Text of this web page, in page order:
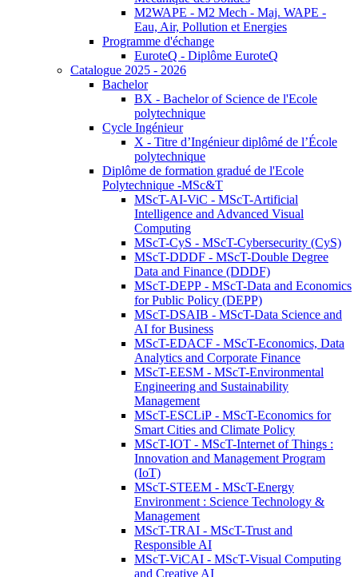
M2WAPE - M2 Mech - Maj. WAPE -
Eau, Air, Pollution et Energies
Programme d'échange
EuroteQ - Diplôme EuroteQ
Catalogue 2025 - 2026
Bachelor
BX - Bachelor of Science de l'Ecole
polytechnique
Cycle Ingénieur
X - Titre d’Ingénieur diplômé de l’École
polytechnique
Diplôme de formation gradué de l'Ecole
Polytechnique -MSc&T
MScT-AI-ViC - MScT-Artificial
Intelligence and Advanced Visual
Computing
MScT-CyS - MScT-Cybersecurity (CyS)
MScT-DDDF - MScT-Double Degree
Data and Finance (DDDF)
MScT-DEPP - MScT-Data and Economics
for Public Policy (DEPP)
MScT-DSAIB - MScT-Data Science and
AI for Business
MScT-EDACF - MScT-Economics, Data
Analytics and Corporate Finance
MScT-EESM - MScT-Environmental
Engineering and Sustainability
Management
MScT-ESCLiP - MScT-Economics for
Smart Cities and Climate Policy
MScT-IOT - MScT-Internet of Things :
Innovation and Management Program
(IoT)
MScT-STEEM - MScT-Energy
Environment : Science Technology &
Management
MScT-TRAI - MScT-Trust and
Responsible AI
MScT-ViCAI - MScT-Visual Computing
and Creative AI